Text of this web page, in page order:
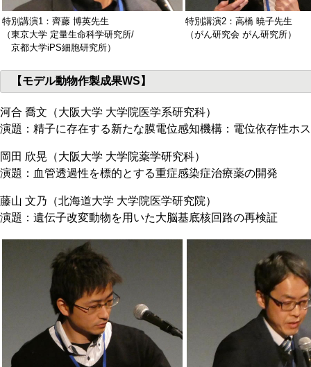
特別講演1：齊藤 博英先生
（東京大学 定量生命科学研究所/
京都大学iPS細胞研究所）
特別講演2：高橋 暁子先生
（がん研究会 がん研究所）
【モデル動物作製成果WS】
河合 喬文（大阪大学 大学院医学系研究科）
演題：精子に存在する新たな膜電位感知機構：電位依存性ホ
岡田 欣晃（大阪大学 大学院薬学研究科）
演題：血管透過性を標的とする重症感染症治療薬の開発
藤山 文乃（北海道大学 大学院医学研究院）
演題：遺伝子改変動物を用いた大脳基底核回路の再検証